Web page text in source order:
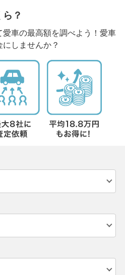
？
車の最高額を調べよう！愛車
しませんか？